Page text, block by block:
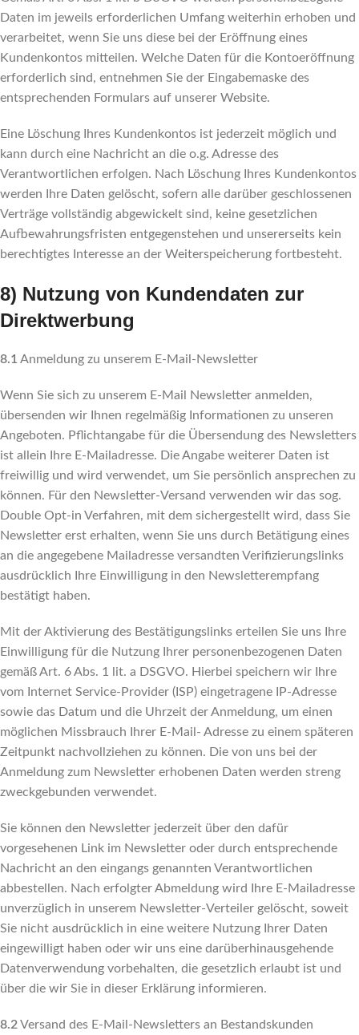
Daten im jeweils erforderlichen Umfang weiterhin erhoben und
verarbeitet, wenn Sie uns diese bei der Eröffnung eines
Kundenkontos mitteilen. Welche Daten für die Kontoeröffnung
erforderlich sind, entnehmen Sie der Eingabemaske des
entsprechenden Formulars auf unserer Website.
Eine Löschung Ihres Kundenkontos ist jederzeit möglich und
kann durch eine Nachricht an die o.g. Adresse des
Verantwortlichen erfolgen. Nach Löschung Ihres Kundenkontos
werden Ihre Daten gelöscht, sofern alle darüber geschlossenen
Verträge vollständig abgewickelt sind, keine gesetzlichen
Aufbewahrungsfristen entgegenstehen und unsererseits kein
berechtigtes Interesse an der Weiterspeicherung fortbesteht.
8) Nutzung von Kundendaten zur
Direktwerbung
8.1 Anmeldung zu unserem E-Mail-Newsletter
Wenn Sie sich zu unserem E-Mail Newsletter anmelden,
übersenden wir Ihnen regelmäßig Informationen zu unseren
Angeboten. Pflichtangabe für die Übersendung des Newsletters
ist allein Ihre E-Mailadresse. Die Angabe weiterer Daten ist
freiwillig und wird verwendet, um Sie persönlich ansprechen zu
können. Für den Newsletter-Versand verwenden wir das sog.
Double Opt-in Verfahren, mit dem sichergestellt wird, dass Sie
Newsletter erst erhalten, wenn Sie uns durch Betätigung eines
an die angegebene Mailadresse versandten Verifizierungslinks
ausdrücklich Ihre Einwilligung in den Newsletterempfang
bestätigt haben.
Mit der Aktivierung des Bestätigungslinks erteilen Sie uns Ihre
Einwilligung für die Nutzung Ihrer personenbezogenen Daten
gemäß Art. 6 Abs. 1 lit. a DSGVO. Hierbei speichern wir Ihre
vom Internet Service-Provider (ISP) eingetragene IP-Adresse
sowie das Datum und die Uhrzeit der Anmeldung, um einen
möglichen Missbrauch Ihrer E-Mail- Adresse zu einem späteren
Zeitpunkt nachvollziehen zu können. Die von uns bei der
Anmeldung zum Newsletter erhobenen Daten werden streng
zweckgebunden verwendet.
Sie können den Newsletter jederzeit über den dafür
vorgesehenen Link im Newsletter oder durch entsprechende
Nachricht an den eingangs genannten Verantwortlichen
abbestellen. Nach erfolgter Abmeldung wird Ihre E-Mailadresse
unverzüglich in unserem Newsletter-Verteiler gelöscht, soweit
Sie nicht ausdrücklich in eine weitere Nutzung Ihrer Daten
eingewilligt haben oder wir uns eine darüberhinausgehende
Datenverwendung vorbehalten, die gesetzlich erlaubt ist und
über die wir Sie in dieser Erklärung informieren.
8.2Versand des E-Mail-Newsletters an Bestandskunden